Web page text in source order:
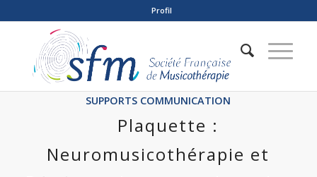
Profil
SUPPORTS COMMUNICATION
Plaquette :
Neuromusicothérapie et